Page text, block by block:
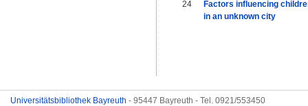
24
Factors influencing
in an unknown city
Universitätsbibliothek Bayreuth - 95447 Bayreuth - Tel. 0921/553450